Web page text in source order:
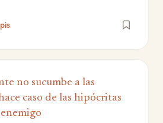
no sucumbe a las
caso de las hipócritas